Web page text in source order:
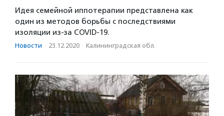
Идея семейной иппотерапии представлена как
один из методов борьбы с последствиями
изоляции из-за COVID-19.
Новости · 23.12.2020 · Калининградская обл.